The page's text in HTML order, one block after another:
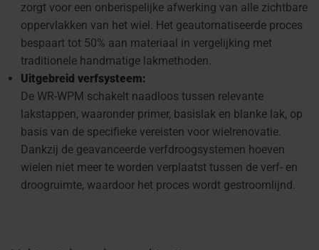
zorgt voor een onberispelijke afwerking van alle zichtbare
oppervlakken van het wiel. Het geautomatiseerde proces
bespaart tot 50% aan materiaal in vergelijking met
traditionele handmatige lakmethoden.
Uitgebreid verfsysteem:
De WR-WPM schakelt naadloos tussen relevante
lakstappen, waaronder primer, basislak en blanke lak, op
basis van de specifieke vereisten voor wielrenovatie.
Dankzij de geavanceerde verfdroogsystemen hoeven
wielen niet meer te worden verplaatst tussen de verf- en
droogruimte, waardoor het proces wordt gestroomlijnd.